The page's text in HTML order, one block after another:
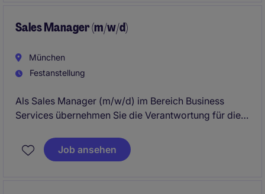
Sales Manager (m/w/d)
München
Festanstellung
Als Sales Manager (m/w/d) im Bereich Business
Services übernehmen Sie die Verantwortung für die
Ihr Fokus liegt auf der Gewinnung neuer
Geschäftskunden und der Pflege bestehender
Job ansehen